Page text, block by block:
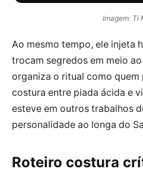
Imagem: Ti
Ao mesmo tempo, ele injeta
trocam segredos em meio
organiza o ritual como quem
costura entre piada ácida e
esteve em outros trabalhos
personalidade ao longa do
Roteiro costura